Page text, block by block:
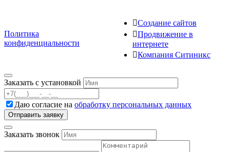
Политика
конфиденциальности
Создание сайтов
Продвижение в
интернете
Компания Ситиникс
Заказать с установкой
Даю согласие на обработку персональных данных
Заказать звонок